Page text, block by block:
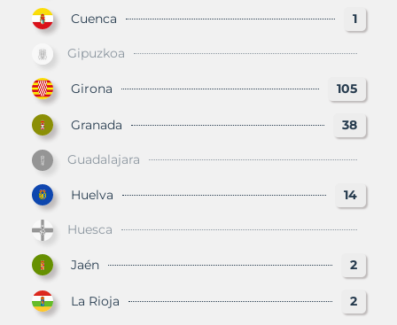
Cuenca 1
Gipuzkoa
Girona 105
Granada 38
Guadalajara
Huelva 14
Huesca
Jaén 2
La Rioja 2